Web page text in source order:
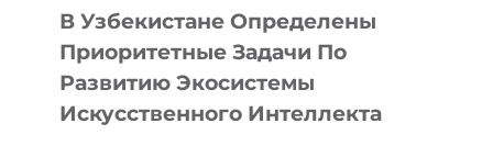
В Узбекистане Определены
Приоритетные Задачи По
Развитию Экосистемы
Искусственного Интеллекта